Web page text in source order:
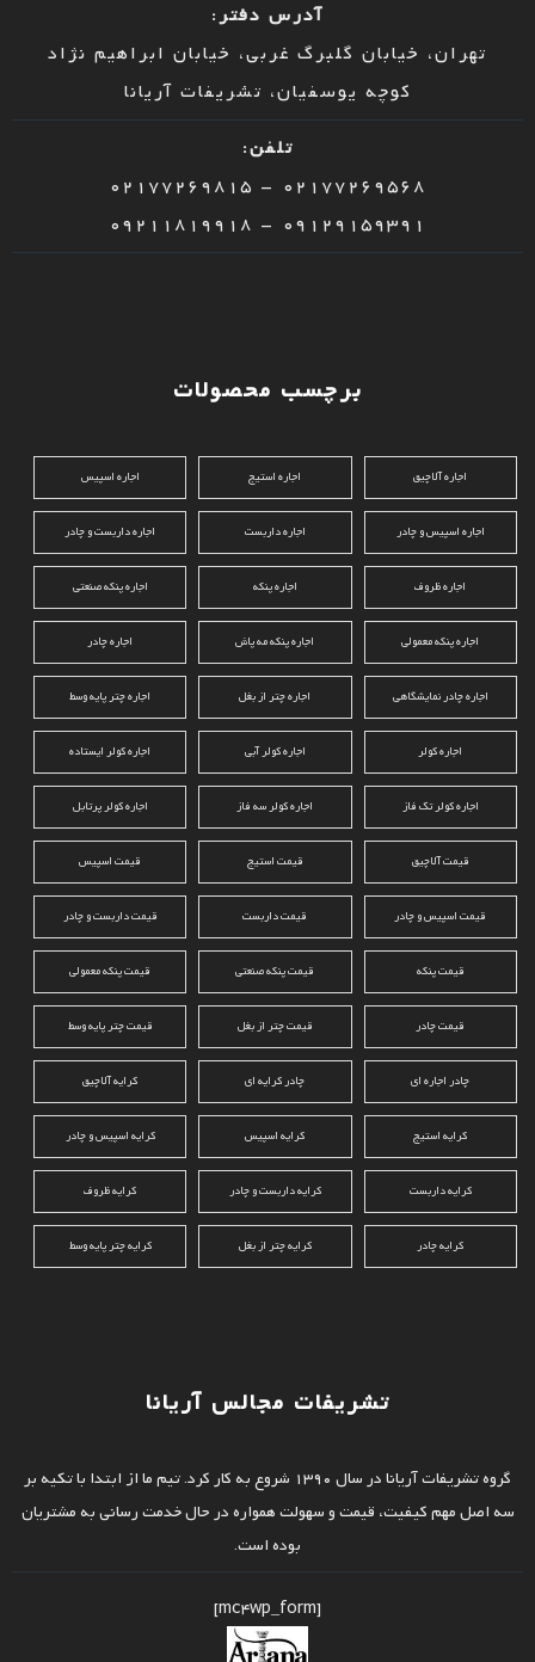
آدرس دفتر:
تهران، خیابان گلبرگ غربی، خیابان ابراهیم نژاد
کوچه یوسفیان، تشریفات آریانا
تلفن:
02177269568 – 02177269815
09129159391 – 09211819918
برچسب محصولات
اجاره آلاچیق اجاره استیج اجاره اسپیس
اجاره اسپیس و چادر اجاره داربست اجاره داربست و چادر
اجاره ظروف اجاره پنکه اجاره پنکه صنعتی
اجاره پنکه معمولی اجاره پنکه مه پاش اجاره چادر
اجاره چادر نمایشگاهی اجاره چتر از بغل اجاره چتر پایه وسط
اجاره کولر اجاره کولر آبی اجاره کولر ایستاده
اجاره کولر تک فاز اجاره کولر سه فاز اجاره کولر پرتابل
قیمت آلاچیق قیمت استیج قیمت اسپیس
قیمت اسپیس و چادر قیمت داربست قیمت داربست و چادر
قیمت پنکه قیمت پنکه صنعتی قیمت پنکه معمولی
قیمت چادر قیمت چتر از بغل قیمت چتر پایه وسط
چادر اجاره ای چادر کرایه ای کرایه آلاچیق
کرایه استیج کرایه اسپیس کرایه اسپیس و چادر
کرایه داربست کرایه داربست و چادر کرایه ظروف
کرایه چادر کرایه چتر از بغل کرایه چتر پایه وسط
تشریفات مجالس آریانا
گروه تشریفات آریانا در سال 1390 شروع به کار کرد. تیم ما از ابتدا با تکیه بر
سه اصل مهم کیفیت، قیمت و سهولت همواره در حال خدمت رسانی به مشتریان
بوده است.
[mc4wp_form]